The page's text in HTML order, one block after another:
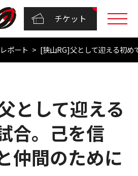
チケット
ポート [狭山RG]父として迎える初め
として迎える
合。己を信
仲間のために